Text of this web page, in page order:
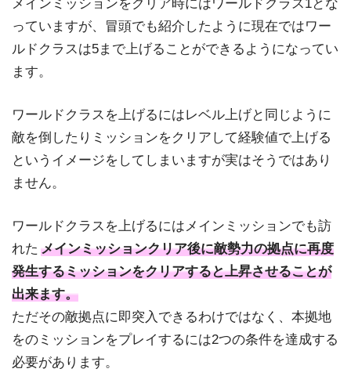
メインミッションをクリア時にはワールドクラス1とな
っていますが、冒頭でも紹介したように現在ではワー
ルドクラスは5まで上げることができるようになってい
ます。
ワールドクラスを上げるにはレベル上げと同じように
敵を倒したりミッションをクリアして経験値で上げる
というイメージをしてしまいますが実はそうではあり
ません。
ワールドクラスを上げるにはメインミッションでも訪
れた メインミッションクリア後に敵勢力の拠点に再度
発生するミッションをクリアすると上昇させることが
出来ます。
ただその敵拠点に即突入できるわけではなく、本拠地
をのミッションをプレイするには2つの条件を達成する
必要があります。